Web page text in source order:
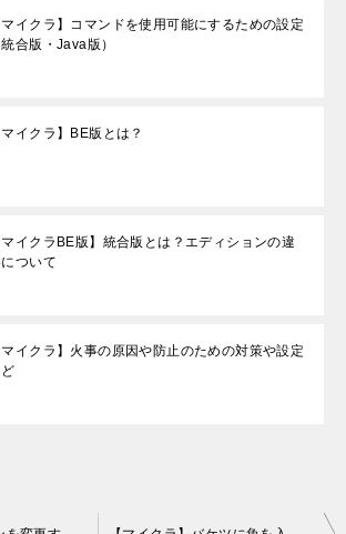
マイクラ】コマンドを使用可能にするための設定
統合版・Java版）
マイクラ】BE版とは？
マイクラBE版】統合版とは？エディションの違
ついて
マイクラ】火事の原因や防止のための対策や設定